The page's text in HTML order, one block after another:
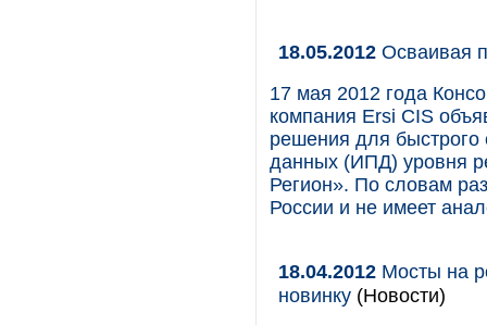
18.05.2012 Осваивая
17 мая 2012 года
компания Ersi CIS
решения для быстрого
данных (ИПД) уровня
Регион». По словам
России и не имеет
18.04.2012 Мосты на
новинку (Новости)